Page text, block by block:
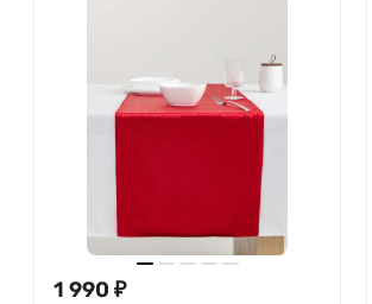
1 990 ₽